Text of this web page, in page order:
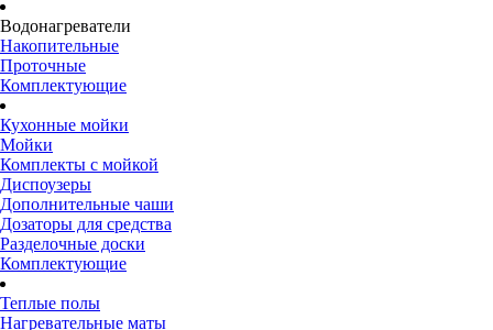
Водонагреватели
Накопительные
Проточные
Комплектующие
Кухонные мойки
Мойки
Комплекты с мойкой
Диспоузеры
Дополнительные чаши
Дозаторы для средства
Разделочные доски
Комплектующие
Теплые полы
Нагревательные маты